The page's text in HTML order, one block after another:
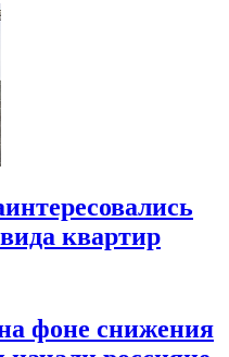
квартир
фоне снижения